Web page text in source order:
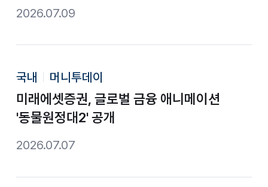
2026.07.09
국내 머니투데이
미래에셋증권, 글로벌 금융 애니메이션
'동물원정대2' 공개
2026.07.07